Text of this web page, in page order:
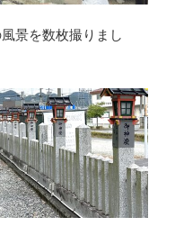
景を数枚撮りまし